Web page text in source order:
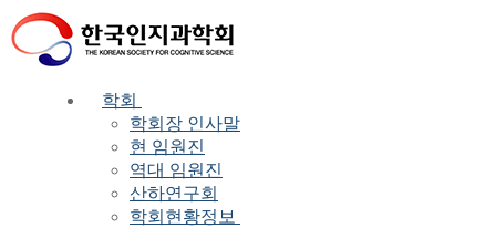
Skip
to
content
Menu
Close
학회
학회장 인사말
현 임원진
역대 임원진
산하연구회
학회현황정보